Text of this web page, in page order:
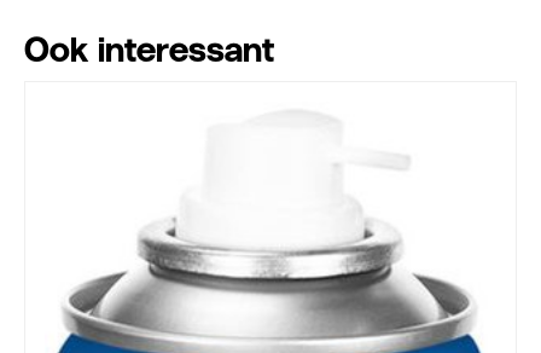
Ook interessant